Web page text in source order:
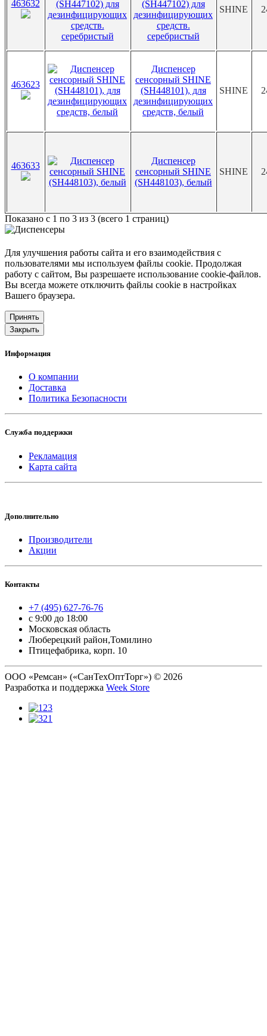
463632
(SH447102) для
дезинфицирующих
средств.
серебристый
SHINE
463623
Диспенсер
сенсорный SHINE
(SH448101), для
дезинфицирующих
средств, белый
SHINE
463633
Диспенсер
сенсорный SHINE
(SH448103), белый
SHINE
Показано с 1 по 3 из 3 (всего 1 страниц)
Для улучшения работы сайта и его взаимодействия с
пользователями мы используем файлы cookie. Продолжая
работу с сайтом, Вы разрешаете использование cookie-файлов.
Вы всегда можете отключить файлы cookie в настройках
Вашего браузера.
Принять
Закрыть
Информация
О компании
Доставка
Политика Безопасности
Служба поддержки
Рекламация
Карта сайта
Дополнительно
Производители
Акции
Контакты
+7 (495) 627-76-76
с 9:00 до 18:00
Московская область
Люберецкий район,Томилино
Птицефабрика, корп. 10
ООО «Ремсан» («СанТехОптТорг») © 2026
Разработка и поддержка Week Store